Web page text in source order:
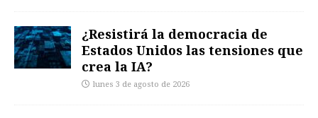
¿Resistirá la democracia de
Estados Unidos las tensiones que
crea la IA?
lunes 3 de agosto de 2026